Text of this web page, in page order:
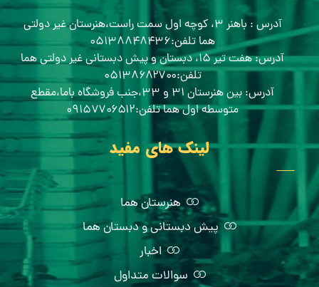
آدرس : باهنر ۳، کوچه اول سمت راست،هنرستان غیر دولتی
هما تلفن:۰۵۱۳۸۸۴۸۴۳۶
آدرس: هفت تیر ۱۵، دبستان و پیش دبستانی غیر دولتی هما
تلفن:۰۵۱۳۸۶۸۲۷۰۰
آدرس: بین هنرستان ۳۱ و ۳۳،جنب فروشگاه باما،مقطع
متوسطه اول هما تلفن:۰۹۱۵۷۷۰۶۵۱۲
لینک های مفید
هنرستان هما
پیش دبستانی و دبستان هما
اخبار
سوالات متداول